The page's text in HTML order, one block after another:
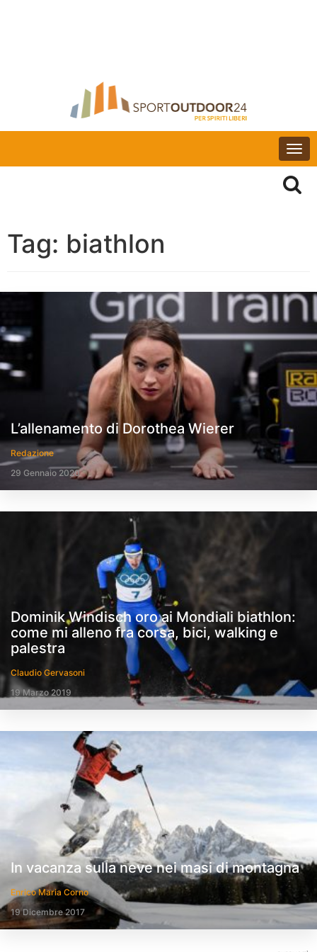
Tag: biathlon
L’allenamento di Dorothea Wierer
Redazione
29 Gennaio 2020
Dominik Windisch oro ai Mondiali biathlon:
come mi alleno fra corsa, bici, walking e
palestra
Claudio Gervasoni
19 Marzo 2019
In vacanza sulla neve nei masi di montagna
Enrico Maria Corno
19 Dicembre 2017